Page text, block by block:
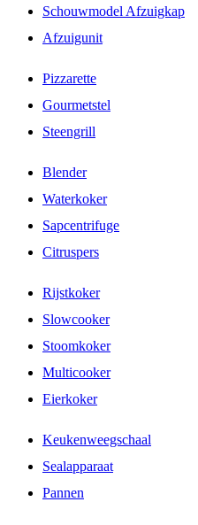
Schouwmodel Afzuigkap
Afzuigunit
Pizzarette
Gourmetstel
Steengrill
Blender
Waterkoker
Sapcentrifuge
Citruspers
Rijstkoker
Slowcooker
Stoomkoker
Multicooker
Eierkoker
Keukenweegschaal
Sealapparaat
Pannen